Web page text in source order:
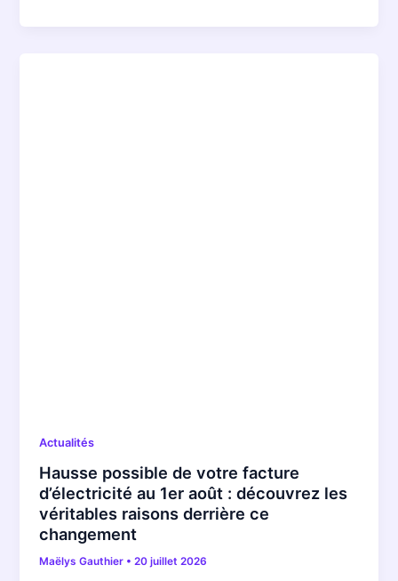
Actualités
Hausse possible de votre facture
d’électricité au 1er août : découvrez les
véritables raisons derrière ce
changement
Maëlys Gauthier •20 juillet 2026